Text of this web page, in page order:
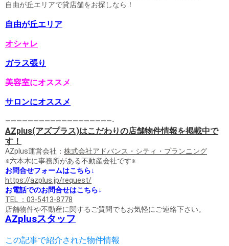
自由が丘エリアで貸店舗をお探しなら！
自由が丘エリア
オシャレ
ガラス張り
美容室にオススメ
サロンにオススメ
———————————————————-
AZplus(アズプラス)はこだわりの店舗物件情報を掲載中で
す！
AZplus運営会社： 株式会社アドバンス・シティ・プランニング
※六本木に事務所がある不動産会社です※
お問合せフォームはこちら↓
https://azplus.jp/request/
お電話でのお問合せはこちら↓
TEL ：03-5413-8778
店舗物件や不動産に関するご質問でもお気軽にご連絡下さい。
AZplusスタッフ
この記事で紹介された物件情報